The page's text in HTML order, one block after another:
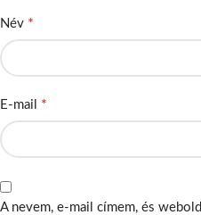
Név *
E-mail *
A nevem, e-mail címem, és